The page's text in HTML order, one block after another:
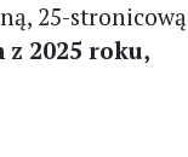
25-stronicową
2025 roku,